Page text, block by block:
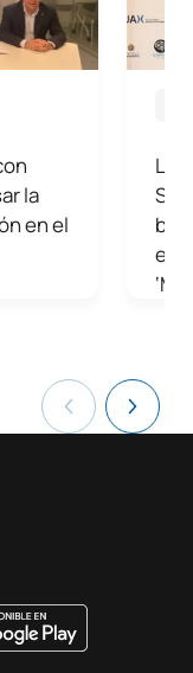
la
en el
La
en